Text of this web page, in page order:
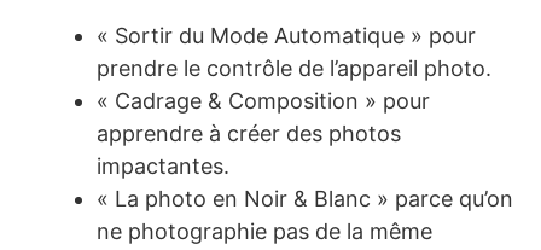
« Sortir du Mode Automatique » pour
prendre le contrôle de l’appareil photo.
« Cadrage & Composition » pour
apprendre à créer des photos
impactantes.
« La photo en Noir & Blanc » parce qu’on
ne photographie pas de la même